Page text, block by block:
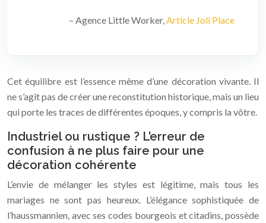
– Agence Little Worker,Article Joli Place
Cet équilibre est l’essence même d’une décoration vivante. Il
ne s’agit pas de créer une reconstitution historique, mais un lieu
qui porte les traces de différentes époques, y compris la vôtre.
Industriel ou rustique ? L’erreur de
confusion à ne plus faire pour une
décoration cohérente
L’envie de mélanger les styles est légitime, mais tous les
mariages ne sont pas heureux. L’élégance sophistiquée de
l’haussmannien, avec ses codes bourgeois et citadins, possède